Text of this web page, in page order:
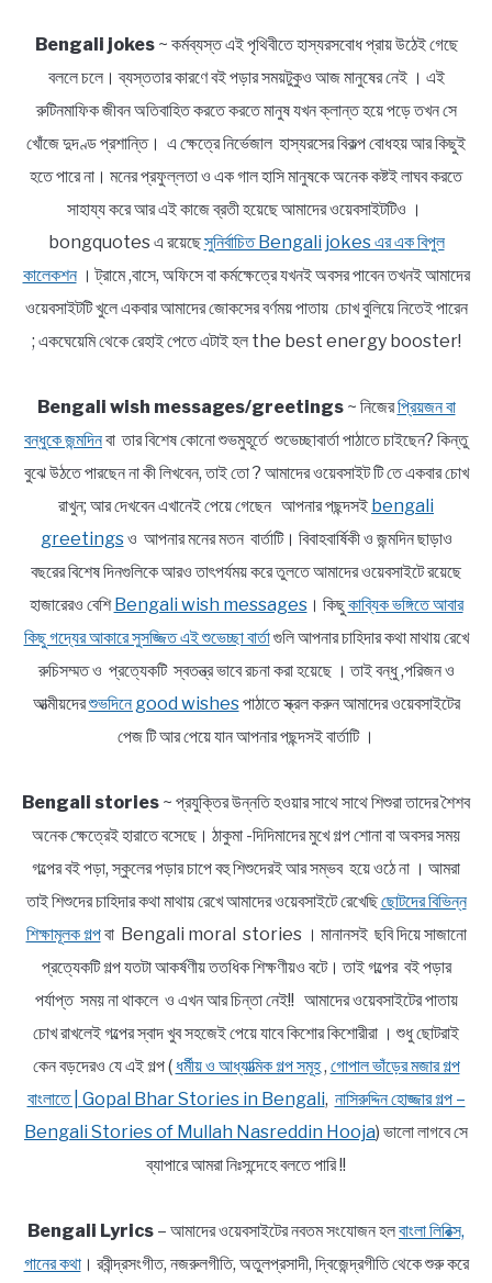
Bengali jokes~ কর্মব্যস্ত এই পৃথিবীতে হাস্যরসবোধ প্রায় উঠেই গেছে
বললে চলে। ব্যস্ততার কারণে বই পড়ার সময়টুকুও আজ মানুষের নেই । এই
রুটিনমাফিক জীবন অতিবাহিত করতে করতে মানুষ যখন ক্লান্ত হয়ে পড়ে তখন সে
খোঁজে দুদণ্ড প্রশান্তি। এ ক্ষেত্রে নির্ভেজাল হাস্যরসের বিকল্প বোধহয় আর কিছুই
হতে পারে না। মনের প্রফুল্লতা ও এক গাল হাসি মানুষকে অনেক কষ্টই লাঘব করতে
সাহায্য করে আর এই কাজে ব্রতী হয়েছে আমাদের ওয়েবসাইটটিও ।
bongquotes এ রয়েছেসুনির্বাচিত Bengali jokes এর এক বিপুল
কালেকশন। ট্রামে ,বাসে, অফিসে বা কর্মক্ষেত্রে যখনই অবসর পাবেন তখনই আমাদের
ওয়েবসাইটটি খুলে একবার আমাদের জোকসের বর্ণময় পাতায় চোখ বুলিয়ে নিতেই পারেন
; একঘেয়েমি থেকে রেহাই পেতে এটাই হল the best energy booster!
Bengali wish messages/greetings~ নিজেরপ্রিয়জন বা
বন্ধুকে জন্মদিনবা তার বিশেষ কোনো শুভমুহূর্তে শুভেচ্ছাবার্তা পাঠাতে চাইছেন? কিন্তু
বুঝে উঠতে পারছেন না কী লিখবেন, তাই তো ? আমাদের ওয়েবসাইট টি তে একবার চোখ
রাখুন; আর দেখবেন এখানেই পেয়ে গেছেন আপনার পছন্দসই bengali
greetingsও আপনার মনের মতন বার্তাটি। বিবাহবার্ষিকী ও জন্মদিন ছাড়াও
বছরের বিশেষ দিনগুলিকে আরও তাৎপর্যময় করে তুলতে আমাদের ওয়েবসাইটে রয়েছে
হাজারেরও বেশিBengali wish messages। কিছুকাব্যিক ভঙ্গিতে আবার
কিছু গদ্যের আকারে সুসজ্জিত এই শুভেচ্ছা বার্তাগুলি আপনার চাহিদার কথা মাথায় রেখে
রুচিসম্মত ও প্রত্যেকটি স্বতন্ত্র ভাবে রচনা করা হয়েছে । তাই বন্ধু ,পরিজন ও
আত্মীয়দেরশুভদিনে good wishesপাঠাতে স্ক্রল করুন আমাদের ওয়েবসাইটের
পেজ টি আর পেয়ে যান আপনার পছন্দসই বার্তাটি ।
Bengali stories ~ প্রযুক্তির উন্নতি হওয়ার সাথে সাথে শিশুরা তাদের শৈশব
অনেক ক্ষেত্রেই হারাতে বসেছে। ঠাকুমা -দিদিমাদের মুখে গল্প শোনা বা অবসর সময়
গল্পের বই পড়া, স্কুলের পড়ার চাপে বহু শিশুদেরই আর সম্ভব হয়ে ওঠে না । আমরা
তাই শিশুদের চাহিদার কথা মাথায় রেখে আমাদের ওয়েবসাইটে রেখেছিছোটদের বিভিন্ন
শিক্ষামূলক গল্পবা Bengali moral stories । মানানসই ছবি দিয়ে সাজানো
প্রত্যেকটি গল্প যতটা আকর্ষণীয় ততধিক শিক্ষণীয়ও বটে। তাই গল্পের বই পড়ার
পর্যাপ্ত সময় না থাকলে ও এখন আর চিন্তা নেই!! আমাদের ওয়েবসাইটের পাতায়
চোখ রাখলেই গল্পের স্বাদ খুব সহজেই পেয়ে যাবে কিশোর কিশোরীরা । শুধু ছোটরাই
কেন বড়দেরও যে এই গল্প ( ধর্মীয় ও আধ্যাত্মিক গল্প সমূহ, গোপাল ভাঁড়ের মজার গল্প
বাংলাতে | Gopal Bhar Stories in Bengali, নাসিরুদ্দিন হোজ্জার গল্প –
Bengali Stories of Mullah Nasreddin Hooja) ভালো লাগবে সে
ব্যাপারে আমরা নিঃসন্দেহে বলতে পারি !!
Bengali Lyrics – আমাদের ওয়েবসাইটের নবতম সংযোজন হলবাংলা লিরিক্স,
গানের কথা। রবীন্দ্রসংগীত, নজরুলগীতি, অতুলপ্রসাদী, দ্বিজেন্দ্রগীতি থেকে শুরু করে